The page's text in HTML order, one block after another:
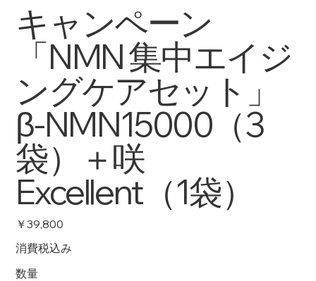
キャンペーン
「NMN 集中エイジ
ングケアセット」
β-NMN15000（3
袋）＋咲
Excellent（1袋）
価
格
￥39,800
消費税込み
数量